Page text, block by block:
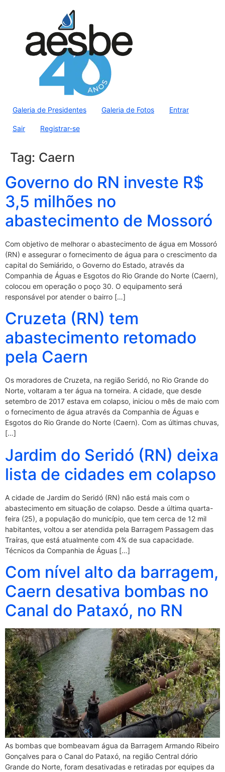
Galeria de Presidentes Galeria de Fotos Entrar
Sair Registrar-se
Tag: Caern
Governo do RN investe R$
3,5 milhões no
abastecimento de Mossoró
Com objetivo de melhorar o abastecimento de água em Mossoró
(RN) e assegurar o fornecimento de água para o crescimento da
capital do Semiárido, o Governo do Estado, através da
Companhia de Águas e Esgotos do Rio Grande do Norte (Caern),
colocou em operação o poço 30. O equipamento será
responsável por atender o bairro […]
Cruzeta (RN) tem
abastecimento retomado
pela Caern
Os moradores de Cruzeta, na região Seridó, no Rio Grande do
Norte, voltaram a ter água na torneira. A cidade, que desde
setembro de 2017 estava em colapso, iniciou o mês de maio com
o fornecimento de água através da Companhia de Águas e
Esgotos do Rio Grande do Norte (Caern). Com as últimas chuvas,
[…]
Jardim do Seridó (RN) deixa
lista de cidades em colapso
A cidade de Jardim do Seridó (RN) não está mais com o
abastecimento em situação de colapso. Desde a última quarta-
feira (25), a população do município, que tem cerca de 12 mil
habitantes, voltou a ser atendida pela Barragem Passagem das
Traíras, que está atualmente com 4% de sua capacidade.
Técnicos da Companhia de Águas […]
Com nível alto da barragem,
Caern desativa bombas no
Canal do Pataxó, no RN
As bombas que bombeavam água da Barragem Armando Ribeiro
Gonçalves para o Canal do Pataxó, na região Central dório
Grande do Norte, foram desativadas e retiradas por equipes da